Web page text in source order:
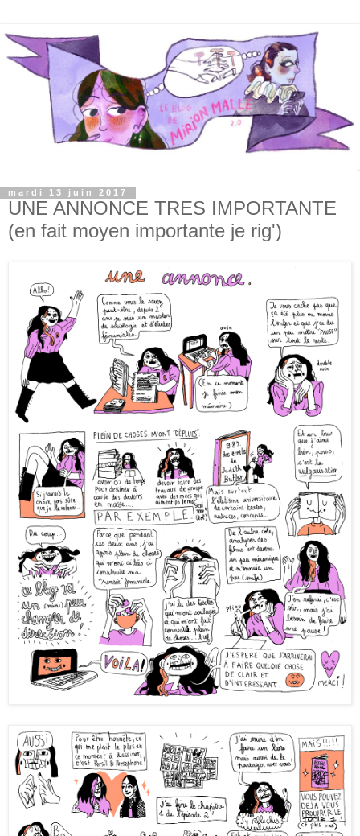
mardi 13 juin 2017
UNE ANNONCE TRES IMPORTANTE
(en fait moyen importante je rig')